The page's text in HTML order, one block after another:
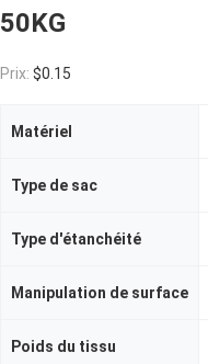
50KG
Prix: $0.15
Matériel
Type de sac
Type d'étanchéité
Manipulation de surface
Poids du tissu